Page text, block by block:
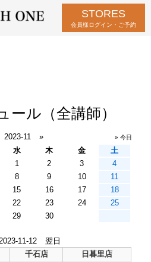
STORES
会員様ログイン・ご予約
ール（全講師）
2023-11 » » 今日
水 木 金
土
1
2 3
4
8 9 10
11
15 16 17
18
22 23 24
25
29 30
2023-11-12
翌日
千石店
日暮里店